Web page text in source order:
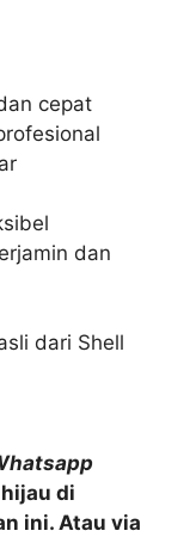
cepat
dan
dari Shell
di
ini. Atau via